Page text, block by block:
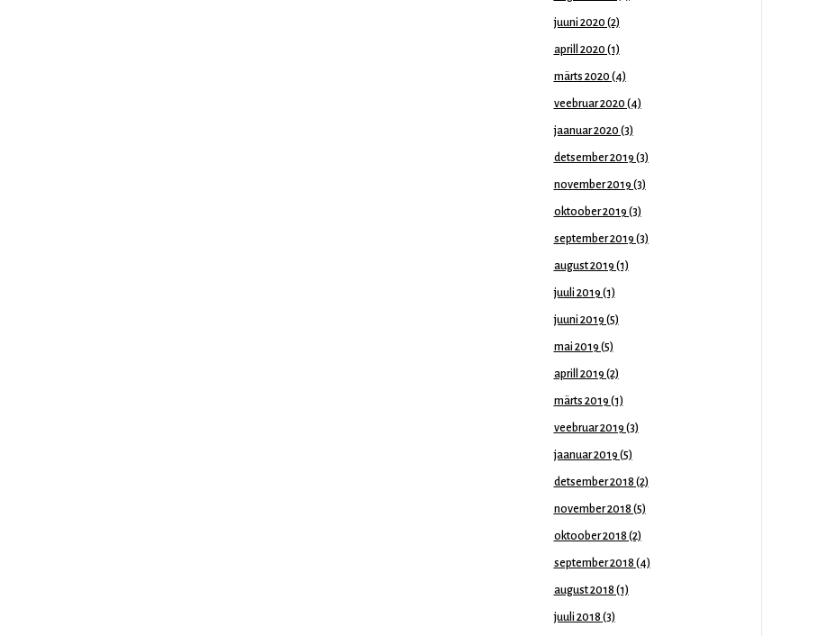
juuni 2020 (2)
aprill 2020 (1)
märts 2020 (4)
veebruar 2020 (4)
jaanuar 2020 (3)
detsember 2019 (3)
november 2019 (3)
oktoober 2019 (3)
september 2019 (3)
august 2019 (1)
juuli 2019 (1)
juuni 2019 (5)
mai 2019 (5)
aprill 2019 (2)
märts 2019 (1)
veebruar 2019 (3)
jaanuar 2019 (5)
detsember 2018 (2)
november 2018 (5)
oktoober 2018 (2)
september 2018 (4)
august 2018 (1)
juuli 2018 (3)